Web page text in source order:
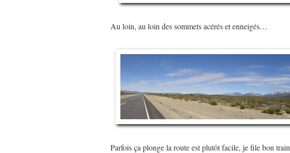
Au loin, au loin des sommets acérés et enneigés…
Parfois ça plonge la route est plutôt facile, je file bon train